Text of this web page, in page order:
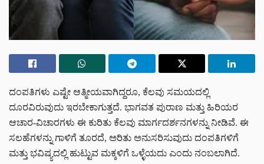
ದಂಪತಿಗಳು ಎಷ್ಟೇ ಆತ್ಮೀಯವಾಗಿದ್ದರೂ, ಕೆಲವು ಸಮಯದಲ್ಲಿ
ದೂರವಿರುವುದು ಇರಬೇಕಾಗುತ್ತದೆ. ಭಾಗವತ ಪುರಾಣ ಮತ್ತು ಹಿರಿಯರ
ಆಚಾರ-ವಿಚಾರಗಳು ಈ ಕುರಿತು ಕೆಲವು ಮಾರ್ಗದರ್ಶನಗಳನ್ನು ನೀಡಿವೆ. ಈ
ಸಲಹೆಗಳನ್ನು ಗಾಳಿಗೆ ತೂರದೆ, ಅರಿತು ಅನುಸರಿಸುವುದು ದಂಪತಿಗಳಿಗೆ
ಮತ್ತು ಭವಿಷ್ಯದಲ್ಲಿ ಹುಟ್ಟುವ ಮಕ್ಕಳಿಗೆ ಒಳ್ಳೆಯದು ಎಂದು ನಂಬಲಾಗಿದೆ.